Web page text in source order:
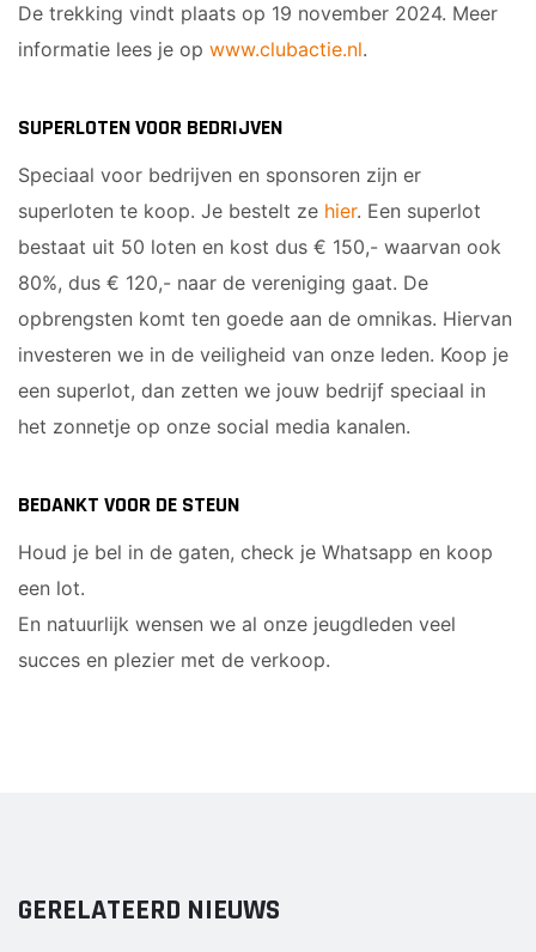
De trekking vindt plaats op 19 november 2024. Meer
informatie lees je op www.clubactie.nl.
SUPERLOTEN VOOR BEDRIJVEN
Speciaal voor bedrijven en sponsoren zijn er
superloten te koop. Je bestelt ze hier. Een superlot
bestaat uit 50 loten en kost dus € 150,- waarvan ook
80%, dus € 120,- naar de vereniging gaat. De
opbrengsten komt ten goede aan de omnikas. Hiervan
investeren we in de veiligheid van onze leden. Koop je
een superlot, dan zetten we jouw bedrijf speciaal in
het zonnetje op onze social media kanalen.
BEDANKT VOOR DE STEUN
Houd je bel in de gaten, check je Whatsapp en koop
een lot.
En natuurlijk wensen we al onze jeugdleden veel
succes en plezier met de verkoop.
GERELATEERD NIEUWS